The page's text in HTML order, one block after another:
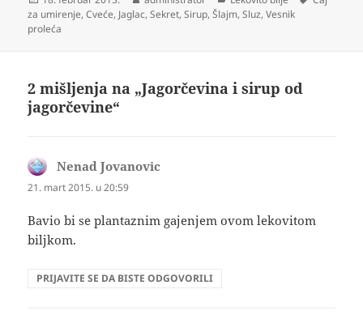
za umirenje,Cveće, Jaglac,Sekret,Sirup,Šlajm,Sluz,Vesnik
proleća
2 mišljenja na „Jagorčevina i sirup od
jagorčevine“
Nenad Jovanovic
21. mart 2015. u 20:59
Bavio bi se plantaznim gajenjem ovom lekovitom
biljkom.
PRIJAVITE SE DA BISTE ODGOVORILI